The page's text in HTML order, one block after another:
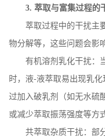
3.萃取与富集过程的
萃取过程中的干扰主
物分解等，这些问题会影
有机溶剂乳化干扰：
时，液-液萃取易出现乳
过加入破乳剂（如无水硫
或减少萃取振荡强度等方
共萃取杂质干扰：部